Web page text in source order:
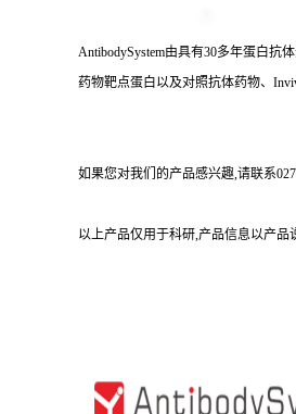
AntibodySystem由具有30多年蛋白抗
药物靶点蛋白以及对照抗体药物、
如果您对我们的产品感兴趣,请联系
以上产品仅用于科研,产品信息以产品